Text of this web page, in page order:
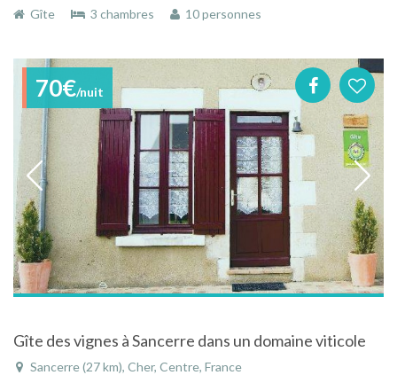
Gîte
3 chambres 10 personnes
70€/nuit
Gîte des vignes à Sancerre dans un domaine viticole
Sancerre (27 km), Cher, Centre, France